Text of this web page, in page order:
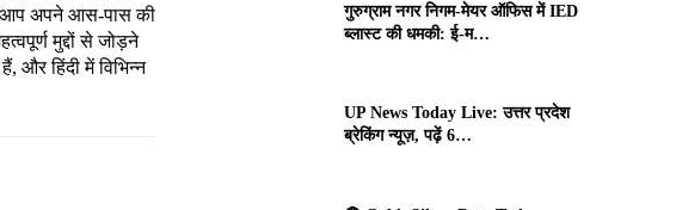
आप अपने आस-पास की
मुद्दों से जोड़ने
हिंदी में विभिन्न
गुरुग्राम नगर निगम-मेयर ऑफिस में IED
ब्लास्ट की धमकी: ई-म…
UP News Today Live: उत्तर प्रदेश
ब्रेकिंग न्यूज़, पढ़ें 6…